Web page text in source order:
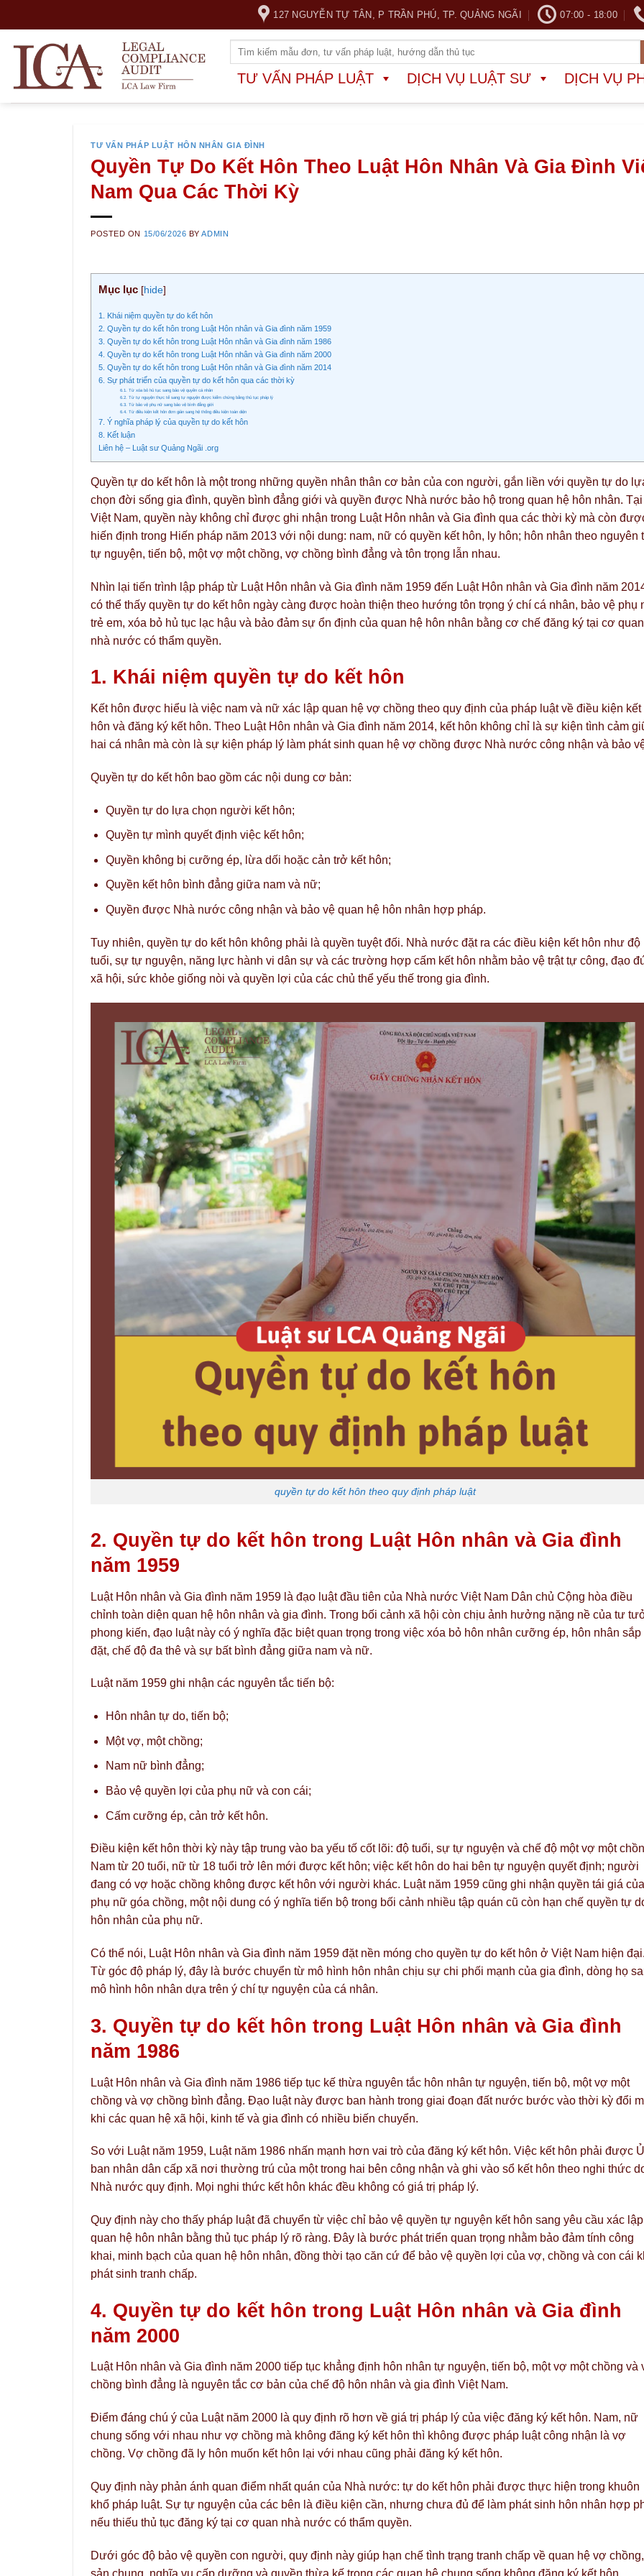
content
127 NGUYỄN TỰ TÂN, P TRẦN PHÚ, TP. QUẢNG NGÃI 07:00 - 18:00
TƯ VẤN PHÁP LUẬT DỊCH VỤ LUẬT SƯ DỊCH VỤ
TƯ VẤN PHÁP LUẬT HÔN NHÂN GIA ĐÌNH
Quyền Tự Do Kết Hôn Theo Luật Hôn Nhân Và Gia Đình
Nam Qua Các Thời Kỳ
POSTED ON 15/06/2026 BYADMIN
Mục lục [hide]
1. Khái niệm quyền tự do kết hôn
2. Quyền tự do kết hôn trong Luật Hôn nhân và Gia đình năm 1959
3. Quyền tự do kết hôn trong Luật Hôn nhân và Gia đình năm 1986
4. Quyền tự do kết hôn trong Luật Hôn nhân và Gia đình năm 2000
5. Quyền tự do kết hôn trong Luật Hôn nhân và Gia đình năm 2014
6. Sự phát triển của quyền tự do kết hôn qua các thời kỳ
6.1. Từ xóa bỏ hủ tục sang bảo vệ quyền cá nhân
6.2. Từ tự nguyện thực tế sang tự nguyện được kiểm chứng bằng thủ tục pháp lý
6.3. Từ bảo vệ phụ nữ sang bảo vệ bình đẳng giới
6.4. Từ điều kiện kết hôn đơn giản sang hệ thống điều kiện toàn diện
7. Ý nghĩa pháp lý của quyền tự do kết hôn
8. Kết luận
Liên hệ – Luật sư Quảng Ngãi .org
Quyền tự do kết hôn là một trong những quyền nhân thân cơ bản của con người, gắn liền với quyền tự do
chọn đời sống gia đình, quyền bình đẳng giới và quyền được Nhà nước bảo hộ trong quan hệ hôn nhân. Tại
Việt Nam, quyền này không chỉ được ghi nhận trong Luật Hôn nhân và Gia đình qua các thời kỳ mà còn
hiến định trong Hiến pháp năm 2013 với nội dung: nam, nữ có quyền kết hôn, ly hôn; hôn nhân theo nguyên
tự nguyện, tiến bộ, một vợ một chồng, vợ chồng bình đẳng và tôn trọng lẫn nhau.
Nhìn lại tiến trình lập pháp từ Luật Hôn nhân và Gia đình năm 1959 đến Luật Hôn nhân và Gia đình năm
có thể thấy quyền tự do kết hôn ngày càng được hoàn thiện theo hướng tôn trọng ý chí cá nhân, bảo vệ phụ
trẻ em, xóa bỏ hủ tục lạc hậu và bảo đảm sự ổn định của quan hệ hôn nhân bằng cơ chế đăng ký tại cơ quan
nhà nước có thẩm quyền.
1. Khái niệm quyền tự do kết hôn
Kết hôn được hiểu là việc nam và nữ xác lập quan hệ vợ chồng theo quy định của pháp luật về điều kiện kết
hôn và đăng ký kết hôn. Theo Luật Hôn nhân và Gia đình năm 2014, kết hôn không chỉ là sự kiện tình cảm
hai cá nhân mà còn là sự kiện pháp lý làm phát sinh quan hệ vợ chồng được Nhà nước công nhận và bảo
Quyền tự do kết hôn bao gồm các nội dung cơ bản:
Quyền tự do lựa chọn người kết hôn;
Quyền tự mình quyết định việc kết hôn;
Quyền không bị cưỡng ép, lừa dối hoặc cản trở kết hôn;
Quyền kết hôn bình đẳng giữa nam và nữ;
Quyền được Nhà nước công nhận và bảo vệ quan hệ hôn nhân hợp pháp.
Tuy nhiên, quyền tự do kết hôn không phải là quyền tuyệt đối. Nhà nước đặt ra các điều kiện kết hôn như độ
tuổi, sự tự nguyện, năng lực hành vi dân sự và các trường hợp cấm kết hôn nhằm bảo vệ trật tự công, đạo
xã hội, sức khỏe giống nòi và quyền lợi của các chủ thể yếu thế trong gia đình.
quyền tự do kết hôn theo quy định pháp luật
2. Quyền tự do kết hôn trong Luật Hôn nhân và Gia đình
năm 1959
Luật Hôn nhân và Gia đình năm 1959 là đạo luật đầu tiên của Nhà nước Việt Nam Dân chủ Cộng hòa điều
chỉnh toàn diện quan hệ hôn nhân và gia đình. Trong bối cảnh xã hội còn chịu ảnh hưởng nặng nề của tư
phong kiến, đạo luật này có ý nghĩa đặc biệt quan trọng trong việc xóa bỏ hôn nhân cưỡng ép, hôn nhân sắp
đặt, chế độ đa thê và sự bất bình đẳng giữa nam và nữ.
Luật năm 1959 ghi nhận các nguyên tắc tiến bộ:
Hôn nhân tự do, tiến bộ;
Một vợ, một chồng;
Nam nữ bình đẳng;
Bảo vệ quyền lợi của phụ nữ và con cái;
Cấm cưỡng ép, cản trở kết hôn.
Điều kiện kết hôn thời kỳ này tập trung vào ba yếu tố cốt lõi: độ tuổi, sự tự nguyện và chế độ một vợ một
Nam từ 20 tuổi, nữ từ 18 tuổi trở lên mới được kết hôn; việc kết hôn do hai bên tự nguyện quyết định; người
đang có vợ hoặc chồng không được kết hôn với người khác. Luật năm 1959 cũng ghi nhận quyền tái giá của
phụ nữ góa chồng, một nội dung có ý nghĩa tiến bộ trong bối cảnh nhiều tập quán cũ còn hạn chế quyền tự
hôn nhân của phụ nữ.
Có thể nói, Luật Hôn nhân và Gia đình năm 1959 đặt nền móng cho quyền tự do kết hôn ở Việt Nam hiện đại.
Từ góc độ pháp lý, đây là bước chuyển từ mô hình hôn nhân chịu sự chi phối mạnh của gia đình, dòng họ
mô hình hôn nhân dựa trên ý chí tự nguyện của cá nhân.
3. Quyền tự do kết hôn trong Luật Hôn nhân và Gia đình
năm 1986
Luật Hôn nhân và Gia đình năm 1986 tiếp tục kế thừa nguyên tắc hôn nhân tự nguyện, tiến bộ, một vợ một
chồng và vợ chồng bình đẳng. Đạo luật này được ban hành trong giai đoạn đất nước bước vào thời kỳ đổi
khi các quan hệ xã hội, kinh tế và gia đình có nhiều biến chuyển.
So với Luật năm 1959, Luật năm 1986 nhấn mạnh hơn vai trò của đăng ký kết hôn. Việc kết hôn phải được
ban nhân dân cấp xã nơi thường trú của một trong hai bên công nhận và ghi vào sổ kết hôn theo nghi thức
Nhà nước quy định. Mọi nghi thức kết hôn khác đều không có giá trị pháp lý.
Quy định này cho thấy pháp luật đã chuyển từ việc chỉ bảo vệ quyền tự nguyện kết hôn sang yêu cầu xác lập
quan hệ hôn nhân bằng thủ tục pháp lý rõ ràng. Đây là bước phát triển quan trọng nhằm bảo đảm tính công
khai, minh bạch của quan hệ hôn nhân, đồng thời tạo căn cứ để bảo vệ quyền lợi của vợ, chồng và con cái
phát sinh tranh chấp.
4. Quyền tự do kết hôn trong Luật Hôn nhân và Gia đình
năm 2000
Luật Hôn nhân và Gia đình năm 2000 tiếp tục khẳng định hôn nhân tự nguyện, tiến bộ, một vợ một chồng và
chồng bình đẳng là nguyên tắc cơ bản của chế độ hôn nhân và gia đình Việt Nam.
Điểm đáng chú ý của Luật năm 2000 là quy định rõ hơn về giá trị pháp lý của việc đăng ký kết hôn. Nam, nữ
chung sống với nhau như vợ chồng mà không đăng ký kết hôn thì không được pháp luật công nhận là vợ
chồng. Vợ chồng đã ly hôn muốn kết hôn lại với nhau cũng phải đăng ký kết hôn.
Quy định này phản ánh quan điểm nhất quán của Nhà nước: tự do kết hôn phải được thực hiện trong khuôn
khổ pháp luật. Sự tự nguyện của các bên là điều kiện cần, nhưng chưa đủ để làm phát sinh hôn nhân hợp
nếu thiếu thủ tục đăng ký tại cơ quan nhà nước có thẩm quyền.
Dưới góc độ bảo vệ quyền con người, quy định này giúp hạn chế tình trạng tranh chấp về quan hệ vợ
sản chung, nghĩa vụ cấp dưỡng và quyền thừa kế trong các quan hệ chung sống không đăng ký kết hôn.